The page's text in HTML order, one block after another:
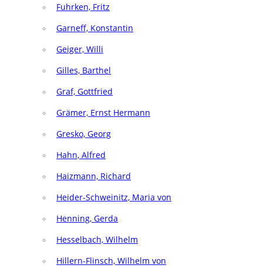
Fuhrken, Fritz
Garneff, Konstantin
Geiger, Willi
Gilles, Barthel
Graf, Gottfried
Grämer, Ernst Hermann
Gresko, Georg
Hahn, Alfred
Haizmann, Richard
Heider-Schweinitz, Maria von
Henning, Gerda
Hesselbach, Wilhelm
Hillern-Flinsch, Wilhelm von